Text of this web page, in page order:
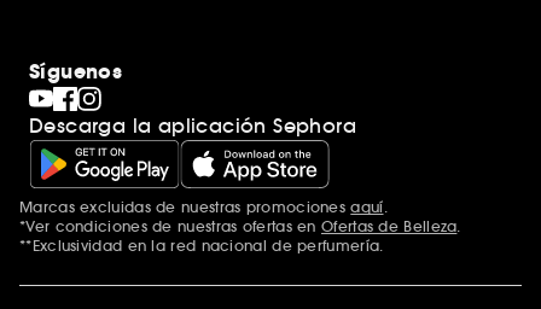
Síguenos
Descarga la aplicación Sephora
Marcas excluidas de nuestras promocionesaquí
*Ver condiciones de nuestras ofertas en Ofertas de Belleza
**Exclusividad en la red nacional de perfumería.